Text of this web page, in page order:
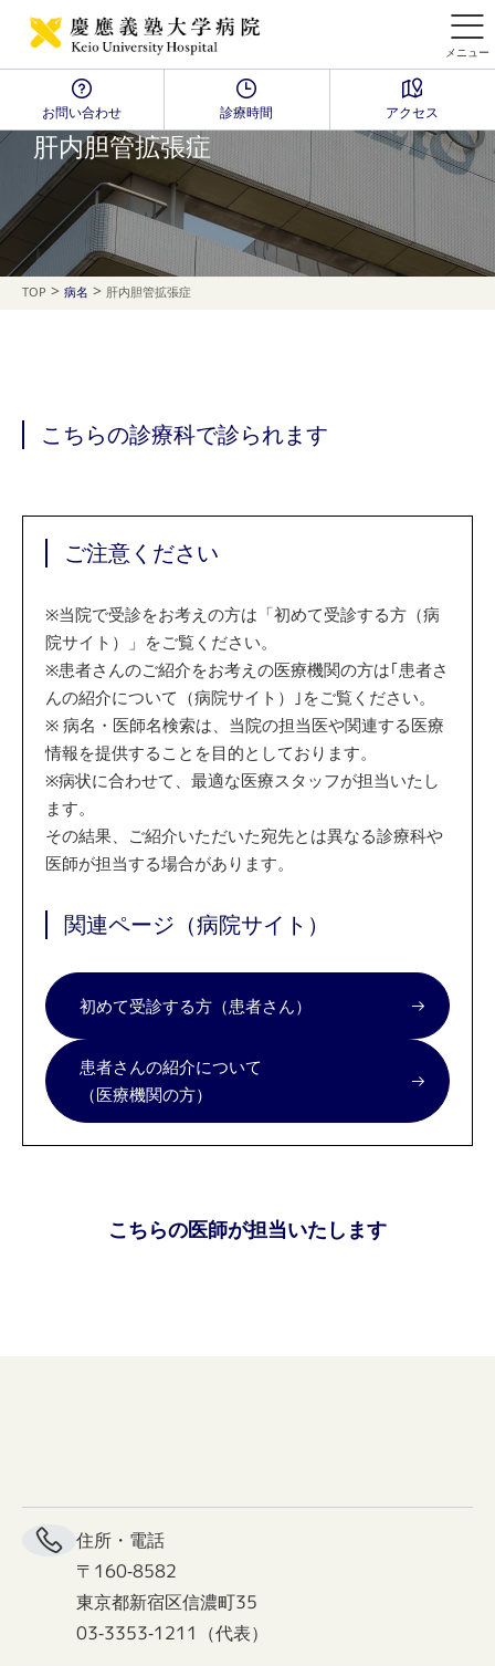
メニュー
お問い合わせ 診療時間 アクセス
Disease Name Search
肝内胆管拡張症
TOP > 病名 > 肝内胆管拡張症
こちらの診療科で診られます
ご注意ください
※当院で受診をお考えの方は「初めて受診する方（病
院サイト）」をご覧ください。
※患者さんのご紹介をお考えの医療機関の方は｢患者さ
んの紹介について（病院サイト）｣をご覧ください。
※ 病名・医師名検索は、当院の担当医や関連する医療
情報を提供することを目的としております。
※病状に合わせて、最適な医療スタッフが担当いたし
ます。
その結果、ご紹介いただいた宛先とは異なる診療科や
医師が担当する場合があります。
関連ページ（病院サイト）
初めて受診する方（患者さん）
患者さんの紹介について
（医療機関の方）
こちらの医師が担当いたします
住所・電話
〒160-8582
東京都新宿区信濃町35
03-3353-1211（代表）